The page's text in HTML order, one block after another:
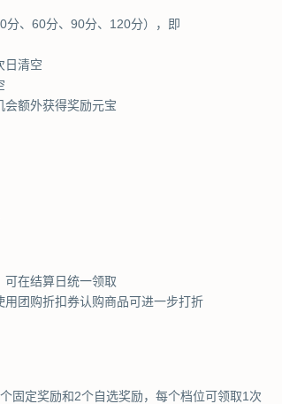
分、60分、90分、120分），即
日清空
额外获得奖励元宝
在结算日统一领取
团购折扣券认购商品可进一步打折
固定奖励和2个自选奖励，每个档位可领取1次